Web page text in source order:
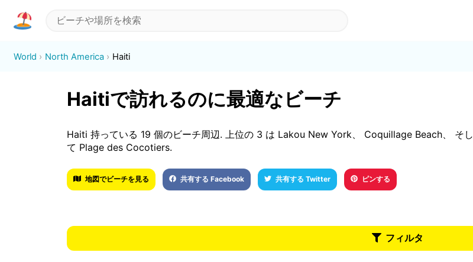
World North America Haiti
Haitiで訪れるのに最適なビーチ
Haiti 持っている 19 個のビーチ周辺. 上位の 3 は Lakou New York、 Coquillage Beach、 そし
て Plage des Cocotiers.
地図でビーチを見る 共有する Facebook 共有する Twitter ピンする
フィルタ